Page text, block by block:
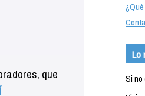
que
Lo
Si no